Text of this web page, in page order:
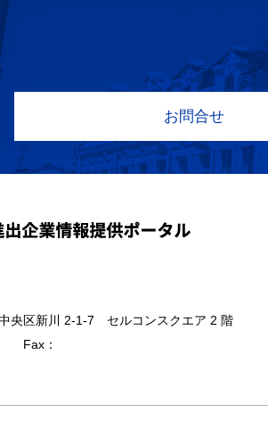
お問合せ
央区新川 2-1-7 セルコンスクエア 2 階
Fax：